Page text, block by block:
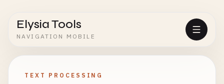
Elysia Tools
NAVIGATION MOBILE
TEXT PROCESSING